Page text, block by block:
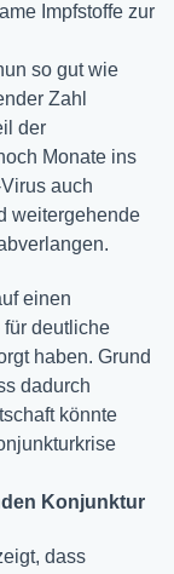
Impfstoffe zur
so gut wie
Zahl
der
Monate ins
auch
weitergehende
einen
für deutliche
haben. Grund
dadurch
könnte
Konjunktur
dass